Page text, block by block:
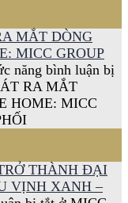
MẮT DÒNG
MICC GROUP
năng bình luận bị
RA MẮT
HOME: MICC
THÀNH ĐẠI
VỊNH XANH –